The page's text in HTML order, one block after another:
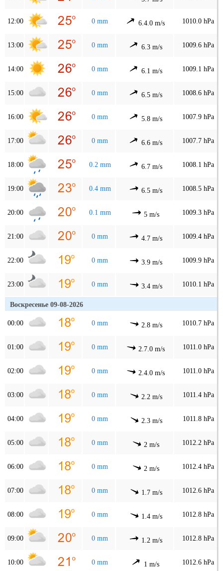
12:00 0 mm 6.4.0 m/s 1010.0 hPa
13:00 0 mm 6.3 m/s 1009.6 hPa
14:00 0 mm 6.1 m/s 1009.1 hPa
15:00 0 mm 6.5 m/s 1008.6 hPa
16:00 0 mm 5.8 m/s 1007.9 hPa
17:00 0 mm 6.6 m/s 1007.7 hPa
18:00 0.2 mm 6.7 m/s 1008.1 hPa
19:00 0.4 mm 6.5 m/s 1008.5 hPa
20:00 0.1 mm 5 m/s 1009.3 hPa
21:00 0 mm 4.7 m/s 1009.4 hPa
22:00 0 mm 3.9 m/s 1009.9 hPa
23:00 0 mm 3.4 m/s 1010.1 hPa
Воскресенье 09-08-2026
00:00 0 mm 2.8 m/s 1010.7 hPa
01:00 0 mm 2.7.0 m/s 1011.0 hPa
02:00 0 mm 2.4.0 m/s 1011.0 hPa
03:00 0 mm 2.2 m/s 1011.4 hPa
04:00 0 mm 2.3 m/s 1011.8 hPa
05:00 0 mm 2 m/s 1012.2 hPa
06:00 0 mm 2 m/s 1012.4 hPa
07:00 0 mm 1.7 m/s 1012.6 hPa
08:00 0 mm 1.4 m/s 1012.8 hPa
09:00 0 mm 1.2 m/s 1012.8 hPa
10:00 0 mm 1 m/s 1012.6 hPa